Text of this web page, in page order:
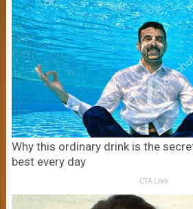
Why this ordinary drink is the
best every day
CTA Love